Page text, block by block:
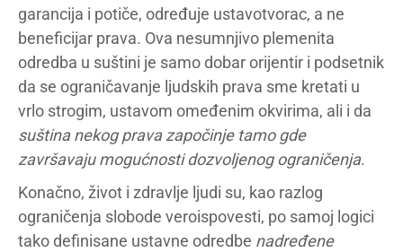
garancija i potiče, određuje ustavotvorac, a ne
beneficijar prava. Ova nesumnjivo plemenita
odredba u suštini je samo dobar orijentir i podsetnik
da se ograničavanje ljudskih prava sme kretati u
vrlo strogim, ustavom omeđenim okvirima, ali i da
suština nekog prava započinje tamo gde
završavaju mogućnosti dozvoljenog ograničenja.
Konačno, život i zdravlje ljudi su, kao razlog
ograničenja slobode veroispovesti, po samoj logici
tako definisane ustavne odredbe nadređene